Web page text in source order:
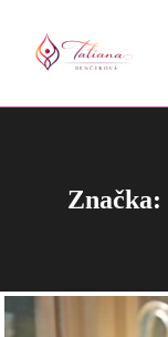
Značka: